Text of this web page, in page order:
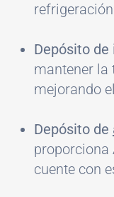
Depósito de
mantener la
mejorando
Depósito de
proporciona
cuente con